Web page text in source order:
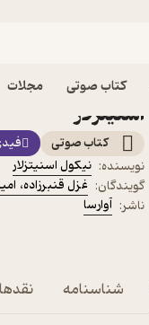
کتاب صوتی مجلات
کتاب صوتی روباه
اسنیتزلار
کتاب صوتی
نویسنده: نیکول اسنیتزلار
گویندگان: غزل قنبرزاده،
ناشر: آوارسا
شناسنامه